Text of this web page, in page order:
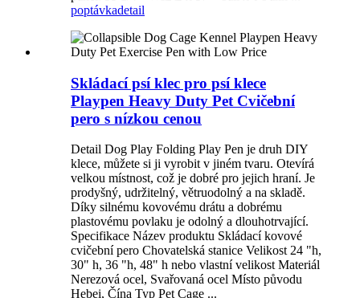
poptávkadetail
Skládací psí klec pro psí klece
Playpen Heavy Duty Pet Cvičební
pero s nízkou cenou
Detail Dog Play Folding Play Pen je druh DIY
klece, můžete si ji vyrobit v jiném tvaru. Otevírá
velkou místnost, což je dobré pro jejich hraní. Je
prodyšný, udržitelný, větruodolný a na skladě.
Díky silnému kovovému drátu a dobrému
plastovému povlaku je odolný a dlouhotrvající.
Specifikace Název produktu Skládací kovové
cvičební pero Chovatelská stanice Velikost 24 "h,
30" h, 36 "h, 48" h nebo vlastní velikost Materiál
Nerezová ocel, Svařovaná ocel Místo původu
Hebei, Čína Typ Pet Cage ...